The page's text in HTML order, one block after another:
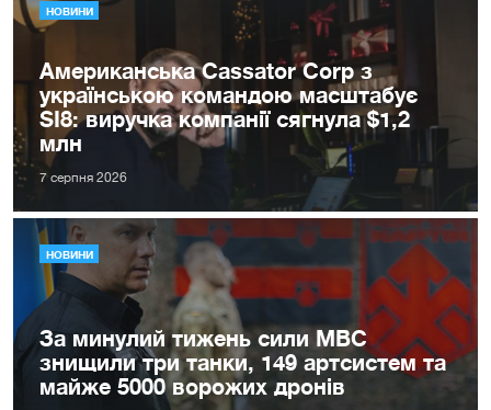
НОВИНИ
Американська Cassator Corp з
українською командою масштабує
SI8: виручка компанії сягнула $1,2
млн
7 серпня 2026
НОВИНИ
За минулий тижень сили МВС
знищили три танки, 149 артсистем та
майже 5000 ворожих дронів